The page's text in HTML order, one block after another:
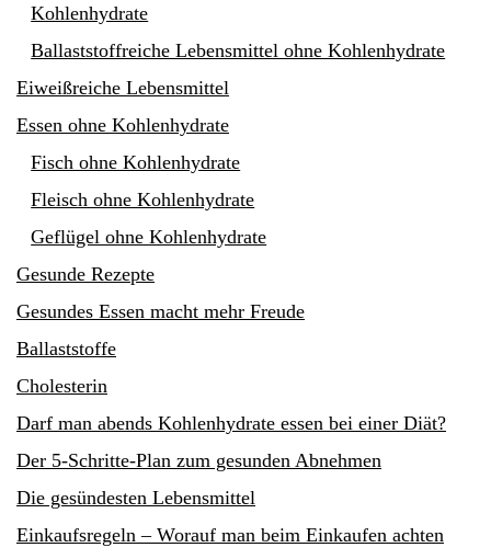
Kohlenhydrate
Ballaststoffreiche Lebensmittel ohne Kohlenhydrate
Eiweißreiche Lebensmittel
Essen ohne Kohlenhydrate
Fisch ohne Kohlenhydrate
Fleisch ohne Kohlenhydrate
Geflügel ohne Kohlenhydrate
Gesunde Rezepte
Gesundes Essen macht mehr Freude
Ballaststoffe
Cholesterin
Darf man abends Kohlenhydrate essen bei einer Diät?
Der 5-Schritte-Plan zum gesunden Abnehmen
Die gesündesten Lebensmittel
Einkaufsregeln – Worauf man beim Einkaufen achten